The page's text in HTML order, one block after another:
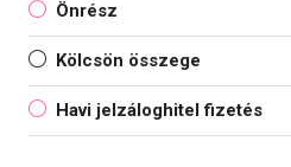
Önrész
Kölcsön összege
Havi jelzáloghitel fizetés